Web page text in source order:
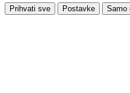
Prihvati sve Postavke Samo